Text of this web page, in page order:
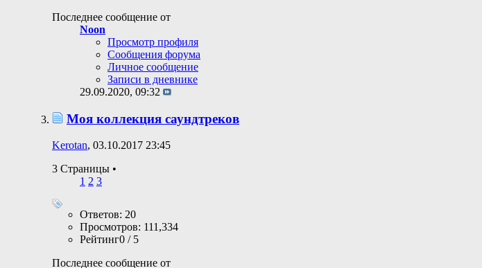
Последнее сообщение от
Noon
Просмотр профиля
Сообщения форума
Личное сообщение
Записи в дневнике
29.09.2020, 09:32
Моя коллекция саундтреков
Kerotan, 03.10.2017 23:45
3 Страницы •
1 2 3
Ответов: 20
Просмотров: 111,334
Рейтинг0 / 5
Последнее сообщение от